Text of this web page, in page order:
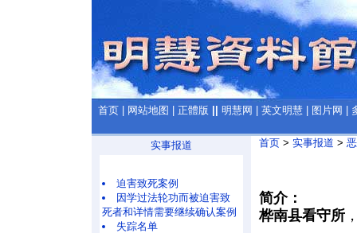
首页 网站地图 正體版 明慧网 英文明慧 图片网
实事报道
迫害致死案例
因学过法轮功而被迫害致
死者和详情需要继续确认案例
失踪名单
首页 > 实事报道 >
简介：
桦南县看守所